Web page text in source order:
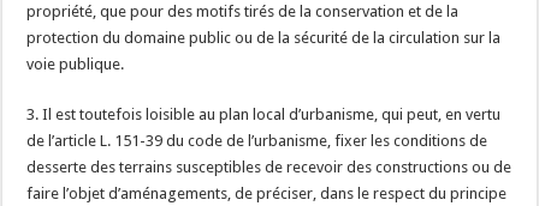
propriété, que pour des motifs tirés de la conservation et de la
protection du domaine public ou de la sécurité de la circulation sur la
voie publique.
3. Il est toutefois loisible au plan local d’urbanisme, qui peut, en vertu
de l’article L. 151-39 du code de l’urbanisme, fixer les conditions de
desserte des terrains susceptibles de recevoir des constructions ou de
faire l’objet d’aménagements, de préciser, dans le respect du principe